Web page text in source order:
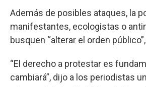
Además de posibles ataques, la
manifestantes, ecologistas o
busquen “alterar el orden
“El derecho a protestar es
cambiará”, dijo a los periodistas